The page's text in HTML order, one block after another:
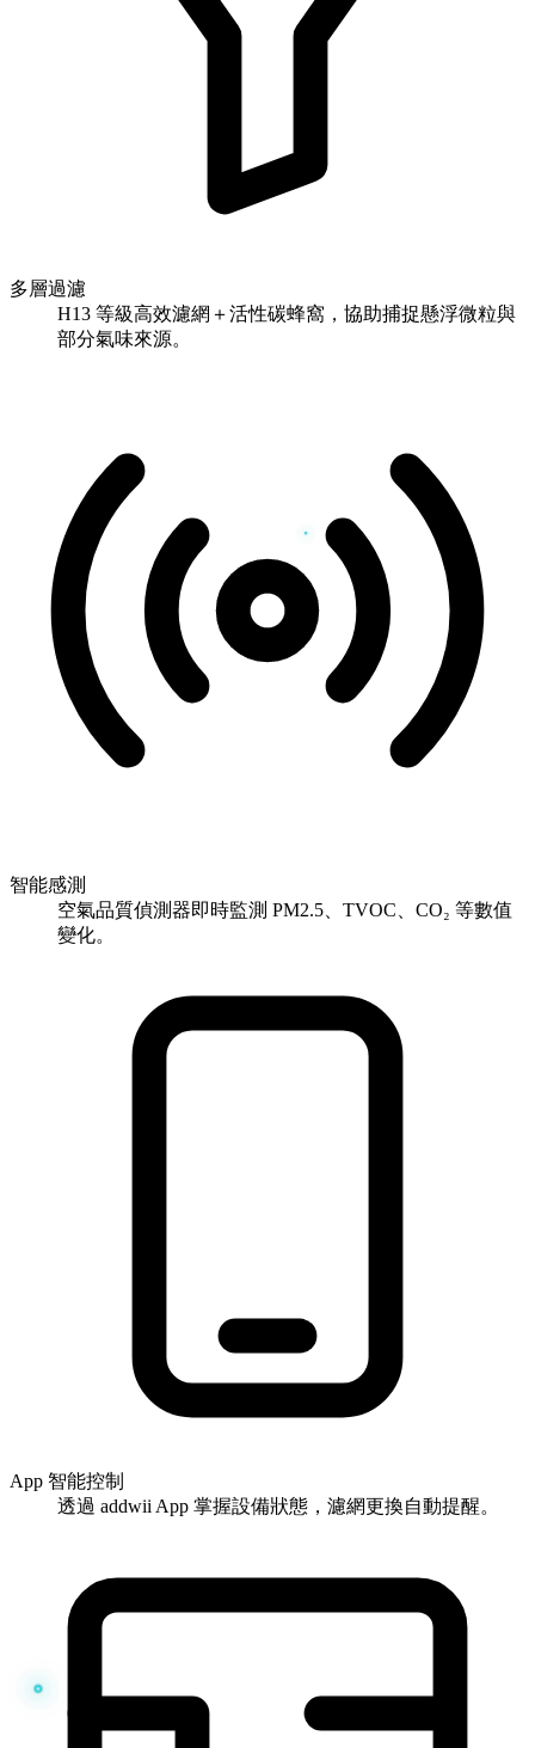
多層過濾
H13 等級高效濾網＋活性碳蜂窩，協助捕捉懸浮微粒與
部分氣味來源。
智能感測
空氣品質偵測器即時監測 PM2.5、TVOC、CO₂ 等數值
變化。
App 智能控制
透過 addwii App 掌握設備狀態，濾網更換自動提醒。